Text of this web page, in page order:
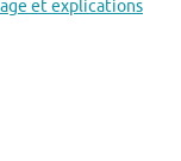
et explications